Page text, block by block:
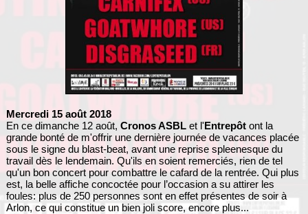
Mercredi 15 août 2018
En ce dimanche 12 août, Cronos ASBLet l'Entrepôtont la
grande bonté de m'offrir une dernière journée de vacances placée
sous le signe du blast-beat, avant une reprise spleenesque du
travail dès le lendemain. Qu'ils en soient remerciés, rien de tel
qu'un bon concert pour combattre le cafard de la rentrée. Qui plus
est, la belle affiche concoctée pour l’occasion a su attirer les
foules: plus de 250 personnes sont en effet présentes de soir à
Arlon, ce qui constitue un bien joli score, encore plus...